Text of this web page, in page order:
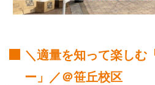
＼適量を知って楽しむ
ー」／＠笹丘校区